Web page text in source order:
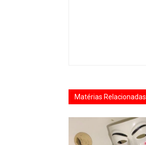
Matérias Relacionadas